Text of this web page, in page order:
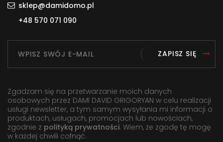
sklep@damidomo.pl
+48 570 071 090
ZAPISZ SIĘ
Zgadzam się na przetwarzanie moich danych
osobowych przez DAMI DAVID GRIGORYAN w celu realizacji
usługi newsletter, a tym samym wysyłania mi informacji o
produktach, usługach, promocjach lub nowościach,
zgodnie z polityką prywatności. Wiem, że zgodę tę mogę
w każdej chwili cofnąć.